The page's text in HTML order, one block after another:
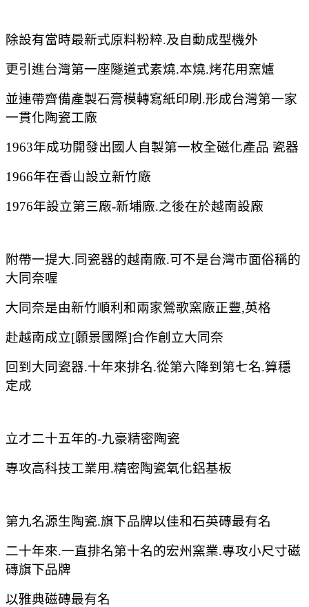
除設有當時最新式原料粉粹.及自動成型機外
更引進台灣第一座隧道式素燒.本燒.烤花用窯爐
並連帶齊備產製石膏模轉寫紙印刷.形成台灣第一家
一貫化陶瓷工廠
1963年成功開發出國人自製第一枚全磁化產品 瓷器
1966年在香山設立新竹廠
1976年設立第三廠-新埔廠.之後在於越南設廠
附帶一提大.同瓷器的越南廠.可不是台灣市面俗稱的
大同奈喔
大同奈是由新竹順利和兩家鶯歌窯廠正豐,英格
赴越南成立[願景國際]合作創立大同奈
回到大同瓷器.十年來排名.從第六降到第七名.算穩
定成
立才二十五年的-九豪精密陶瓷
專攻高科技工業用.精密陶瓷氧化鋁基板
第九名源生陶瓷.旗下品牌以佳和石英磚最有名
二十年來.一直排名第十名的宏州窯業.專攻小尺寸磁
磚旗下品牌
以雅典磁磚最有名